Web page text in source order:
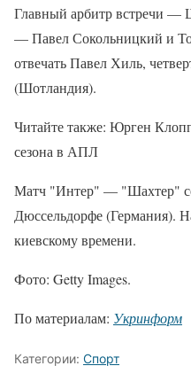
Главный арбитр встречи —
— Павел Сокольницкий и
отвечать Павел Хиль,
(Шотландия).
Читайте также: Юрген
сезона в АПЛ
Матч "Интер" — "Шахтер"
Дюссельдорфе (Германия).
киевскому времени.
Фото: Getty Images.
По материалам: Укринформ
Категории: Спорт